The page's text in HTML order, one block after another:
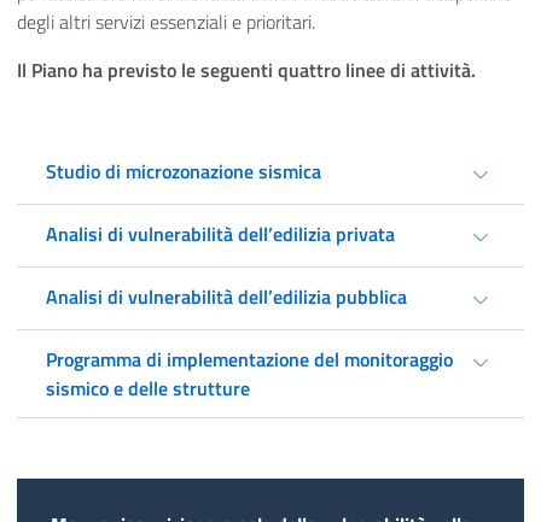
degli altri servizi essenziali e prioritari.
Il Piano ha previsto le seguenti quattro linee di attività.
Studio di microzonazione sismica
Analisi di vulnerabilità dell’edilizia privata
Analisi di vulnerabilità dell’edilizia pubblica
Programma di implementazione del monitoraggio
sismico e delle strutture